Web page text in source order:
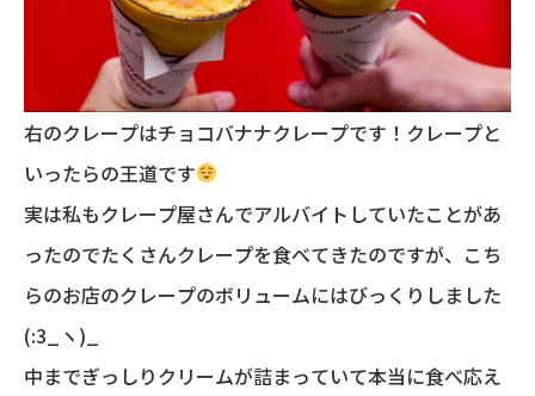
右のクレープはチョコバナナクレープです！クレープと
いったらの王道です
実は私もクレープ屋さんでアルバイトしていたことがあ
ったのでたくさんクレープを食べてきたのですが、こち
らのお店のクレープのボリュームにはびっくりしました
(:3_ヽ)_
中までぎっしりクリームが詰まっていて本当に食べ応え